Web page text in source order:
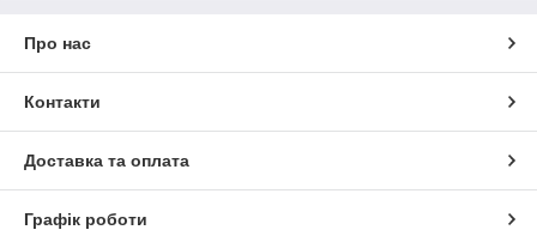
Про нас
Контакти
Доставка та оплата
Графік роботи